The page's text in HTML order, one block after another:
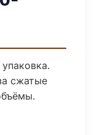
сжатые